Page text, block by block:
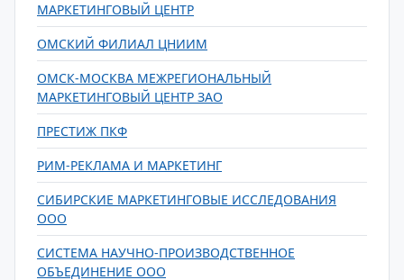
МАРКЕТИНГОВЫЙ ЦЕНТР
ОМСКИЙ ФИЛИАЛ ЦНИИМ
ОМСК-МОСКВА МЕЖРЕГИОНАЛЬНЫЙ
МАРКЕТИНГОВЫЙ ЦЕНТР ЗАО
ПРЕСТИЖ ПКФ
РИМ-РЕКЛАМА И МАРКЕТИНГ
СИБИРСКИЕ МАРКЕТИНГОВЫЕ ИССЛЕДОВАНИЯ
ООО
СИСТЕМА НАУЧНО-ПРОИЗВОДСТВЕННОЕ
ОБЪЕДИНЕНИЕ ООО